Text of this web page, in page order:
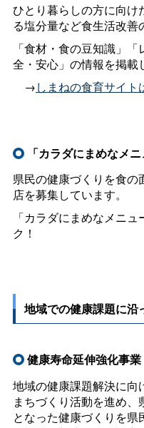
ひとり暮らしの方に向け
る塩分量など食生活改善
「食材・食の豆知識」
全・安心」の情報を掲載
→しまねの食育サイト
「カラダにまめなメ
県民の健康づくりを食
店を募集しています。
「カラダにまめなメニ
ク！
地域での健康課題に沿
健康寿命延伸強化事業
地域の健康課題解決に向
まちづくり活動を進め
となった健康づくりを